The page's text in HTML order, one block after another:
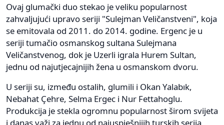
Ovaj glumački duo stekao je veliku popularnost
zahvaljujući upravo seriji "Sulejman Veličanstveni", koja
se emitovala od 2011. do 2014. godine. Ergenc je u
seriji tumačio osmanskog sultana Sulejmana
Veličanstvenog, dok je Uzerli igrala Hurem Sultan,
jednu od najutjecajnijih žena u osmanskom dvoru.
U seriji su, između ostalih, glumili i Okan Yalabık,
Nebahat Çehre, Selma Ergec i Nur Fettahoglu.
Produkcija je stekla ogromnu popularnost širom svijeta
i danas važi za jednu od najuspješnijih turskih serija